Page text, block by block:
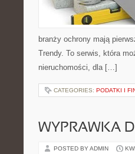
branży ochrony mają
Trendy. To serwis, która
nieruchomości, dla […]
CATEGORIES: PODATKI I
WYPRAWKA
POSTED BY ADMIN